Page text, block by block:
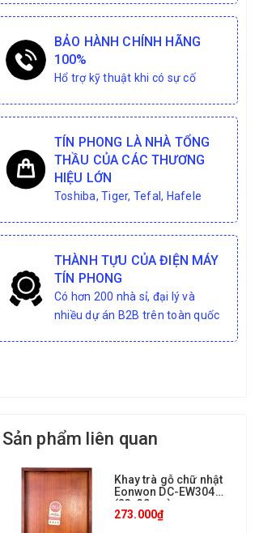
BẢO HÀNH CHÍNH HÃNG
100%
Hổ trợ kỹ thuật khi có sự cố
TÍN PHONG LÀ NHÀ TỔNG
THẦU CỦA CÁC THƯƠNG
HIỆU LỚN
Toshiba, Tiger, Tefal, Hafele
THÀNH TỰU CỦA ĐIỆN MÁY
TÍN PHONG
Có hơn 200 nhà sỉ, đại lý và
nhiều dự án B2B trên toàn quốc
Sản phẩm liên quan
Khay trà gỗ chữ nhật
Eonwon DC-EW304
(23x30cm)
273.000₫